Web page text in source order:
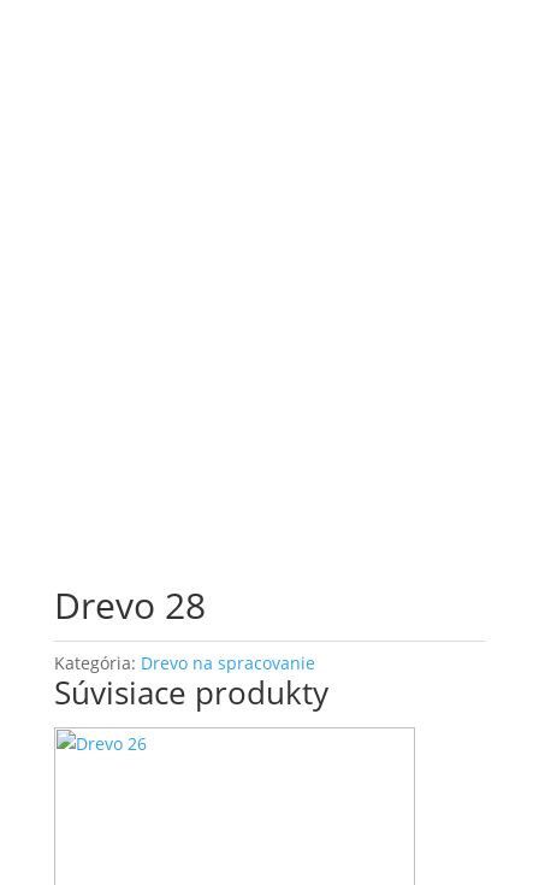
Drevo 28
Kategória: Drevo na spracovanie
Súvisiace produkty